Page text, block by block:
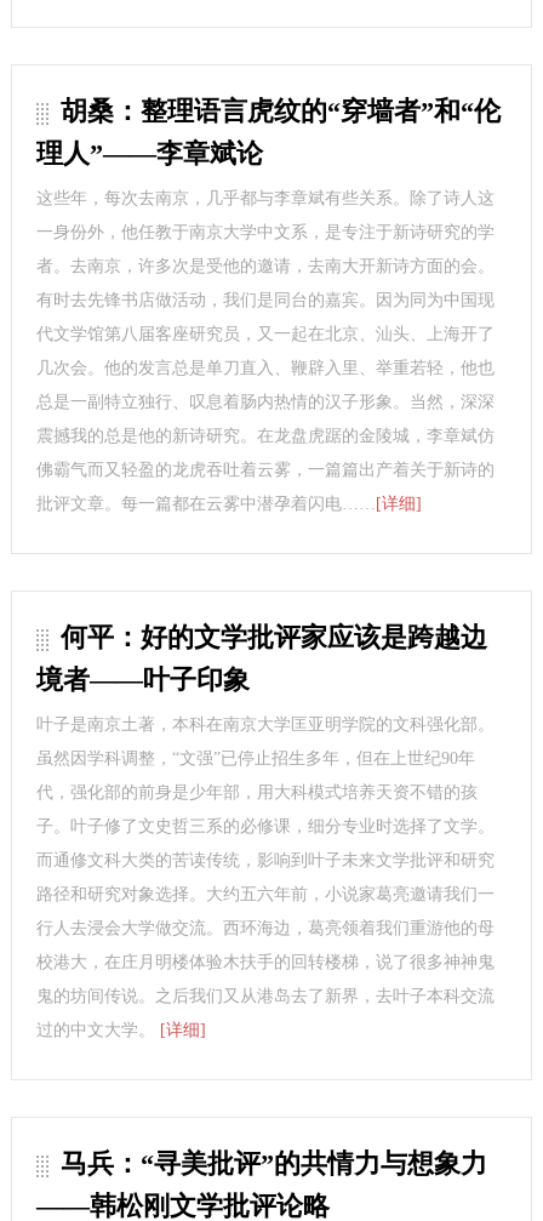
胡桑：整理语言虎纹的“穿墙者”和“伦
理人”——李章斌论
这些年，每次去南京，几乎都与李章斌有些关系。除了诗人这
一身份外，他任教于南京大学中文系，是专注于新诗研究的学
者。去南京，许多次是受他的邀请，去南大开新诗方面的会。
有时去先锋书店做活动，我们是同台的嘉宾。因为同为中国现
代文学馆第八届客座研究员，又一起在北京、汕头、上海开了
几次会。他的发言总是单刀直入、鞭辟入里、举重若轻，他也
总是一副特立独行、叹息着肠内热情的汉子形象。当然，深深
震撼我的总是他的新诗研究。在龙盘虎踞的金陵城，李章斌仿
佛霸气而又轻盈的龙虎吞吐着云雾，一篇篇出产着关于新诗的
批评文章。每一篇都在云雾中潜孕着闪电…… [详细]
何平：好的文学批评家应该是跨越边
境者——叶子印象
叶子是南京土著，本科在南京大学匡亚明学院的文科强化部。
虽然因学科调整，“文强”已停止招生多年，但在上世纪90年
代，强化部的前身是少年部，用大科模式培养天资不错的孩
子。叶子修了文史哲三系的必修课，细分专业时选择了文学。
而通修文科大类的苦读传统，影响到叶子未来文学批评和研究
路径和研究对象选择。大约五六年前，小说家葛亮邀请我们一
行人去浸会大学做交流。西环海边，葛亮领着我们重游他的母
校港大，在庄月明楼体验木扶手的回转楼梯，说了很多神神鬼
鬼的坊间传说。之后我们又从港岛去了新界，去叶子本科交流
过的中文大学。
[详细]
马兵：“寻美批评”的共情力与想象力
——韩松刚文学批评论略